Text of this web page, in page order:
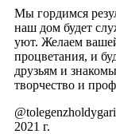
Мы гордимся
наш дом будет
уют. Желаем
процветания, и
друзьям и
творчество и
2021 г.